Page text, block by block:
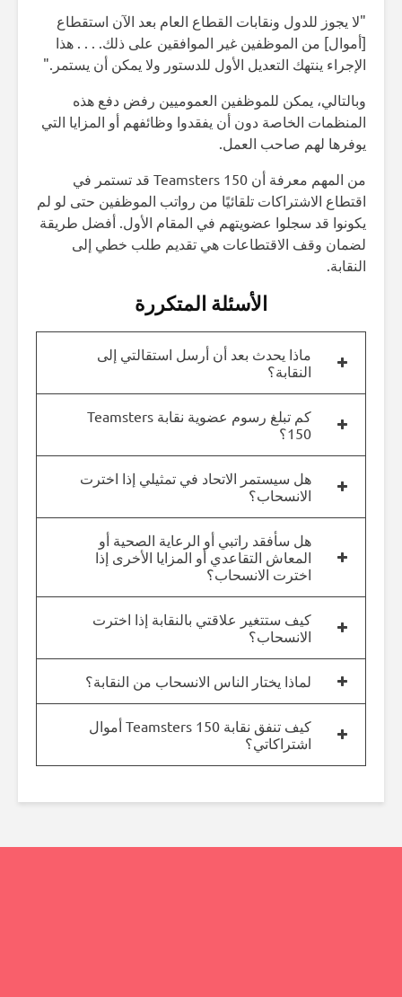
"لا يجوز للدول ونقابات القطاع العام بعد الآن استقطاع
[أموال] من الموظفين غير الموافقين على ذلك. . . . هذا
الإجراء ينتهك التعديل الأول للدستور ولا يمكن أن يستمر."
وبالتالي، يمكن للموظفين العموميين رفض دفع هذه
المنظمات الخاصة دون أن يفقدوا وظائفهم أو المزايا التي
يوفرها لهم صاحب العمل.
من المهم معرفة أن Teamsters 150 قد تستمر في
اقتطاع الاشتراكات تلقائيًا من رواتب الموظفين حتى لو لم
يكونوا قد سجلوا عضويتهم في المقام الأول. أفضل طريقة
لضمان وقف الاقتطاعات هي تقديم طلب خطي إلى
النقابة.
الأسئلة المتكررة
ماذا يحدث بعد أن أرسل استقالتي إلى
النقابة؟
كم تبلغ رسوم عضوية نقابة Teamsters
150؟
هل سيستمر الاتحاد في تمثيلي إذا اخترت
الانسحاب؟
هل سأفقد راتبي أو الرعاية الصحية أو
المعاش التقاعدي أو المزايا الأخرى إذا
اخترت الانسحاب؟
كيف ستتغير علاقتي بالنقابة إذا اخترت
الانسحاب؟
لماذا يختار الناس الانسحاب من النقابة؟
كيف تنفق نقابة Teamsters 150 أموال
اشتراكاتي؟